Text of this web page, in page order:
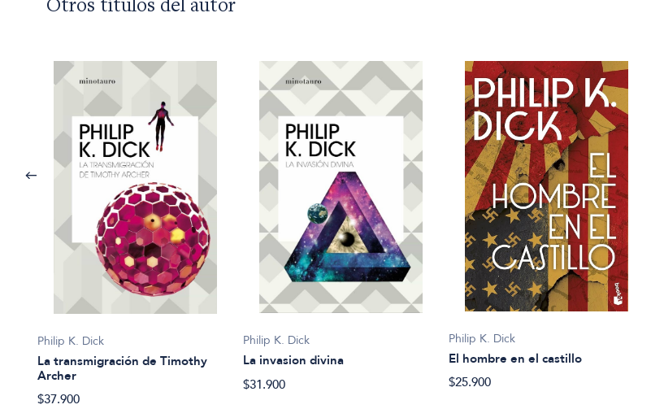
Otros títulos del autor
Philip K. Dick
La transmigración de Timothy
Archer
$37.900
Philip K. Dick
La invasion divina
$31.900
Philip K. Dick
El hombre en el castillo
$25.900